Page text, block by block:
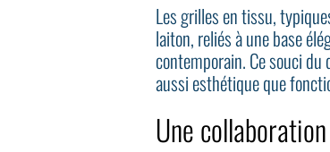
Les grilles en tissu,
laiton, reliés à une base
contemporain. Ce souci
aussi esthétique que
Une